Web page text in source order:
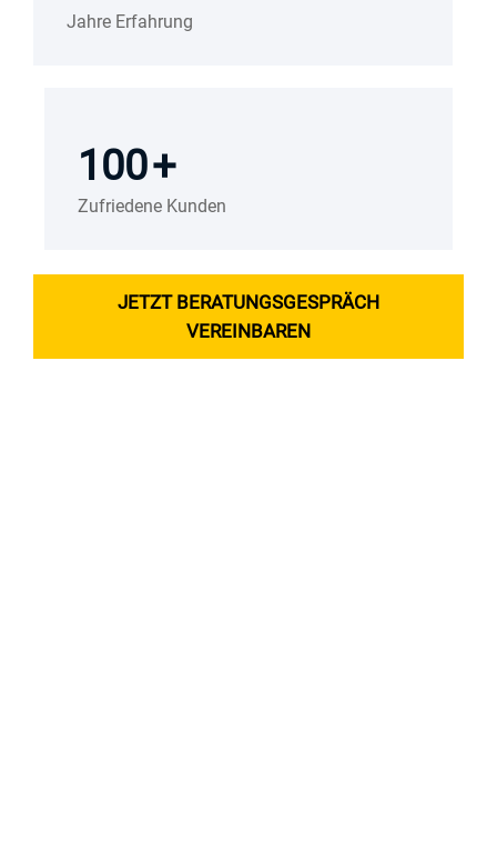
Jahre Erfahrung
100+
Zufriedene Kunden
JETZT BERATUNGSGESPRÄCH
VEREINBAREN